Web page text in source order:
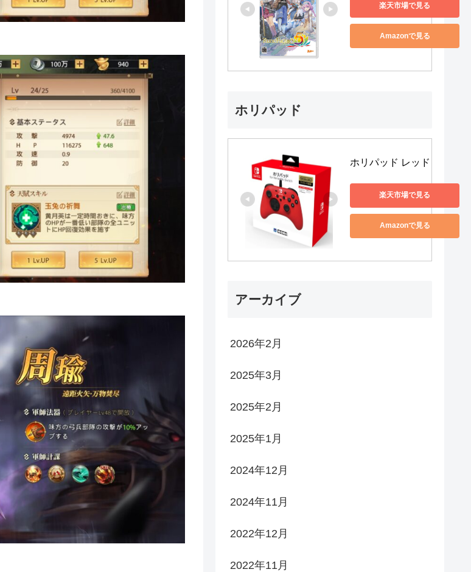
楽天市場で見る
Amazonで見る
ホリパッド
ホリパッド レッド
楽天市場で見る
Amazonで見る
アーカイブ
2026年2月
2025年3月
2025年2月
2025年1月
2024年12月
2024年11月
2022年12月
2022年11月